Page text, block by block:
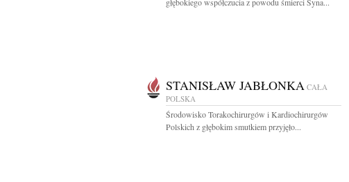
STANISŁAW JABŁONKA CAŁA
POLSKA
Środowisko Torakochirurgów i Kardiochirurgów
Polskich z głębokim smutkiem przyjęło...